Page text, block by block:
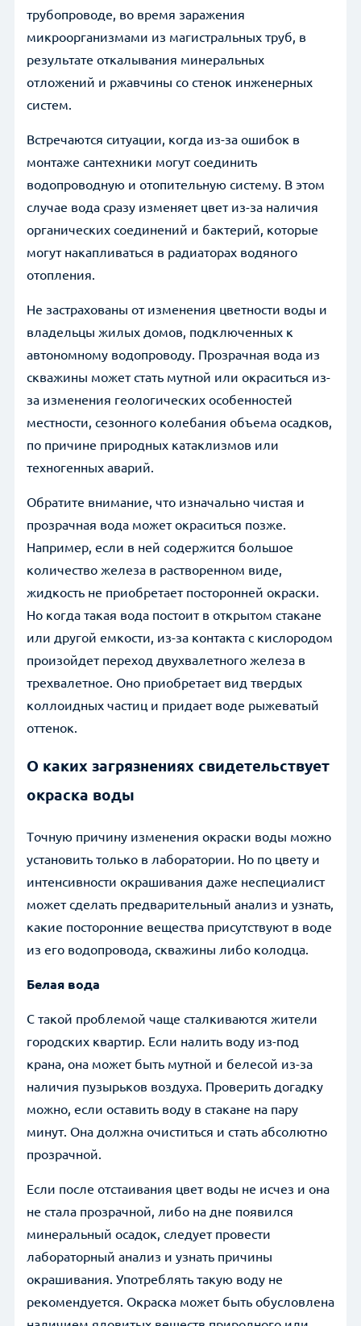
трубопроводе, во время заражения
микроорганизмами из магистральных труб, в
результате откалывания минеральных
отложений и ржавчины со стенок инженерных
систем.
Встречаются ситуации, когда из-за ошибок в
монтаже сантехники могут соединить
водопроводную и отопительную систему. В этом
случае вода сразу изменяет цвет из-за наличия
органических соединений и бактерий, которые
могут накапливаться в радиаторах водяного
отопления.
Не застрахованы от изменения цветности воды и
владельцы жилых домов, подключенных к
автономному водопроводу. Прозрачная вода из
скважины может стать мутной или окраситься из-
за изменения геологических особенностей
местности, сезонного колебания объема осадков,
по причине природных катаклизмов или
техногенных аварий.
Обратите внимание, что изначально чистая и
прозрачная вода может окраситься позже.
Например, если в ней содержится большое
количество железа в растворенном виде,
жидкость не приобретает посторонней окраски.
Но когда такая вода постоит в открытом стакане
или другой емкости, из-за контакта с кислородом
произойдет переход двухвалетного железа в
трехвалетное. Оно приобретает вид твердых
коллоидных частиц и придает воде рыжеватый
оттенок.
О каких загрязнениях свидетельствует
окраска воды
Точную причину изменения окраски воды можно
установить только в лаборатории. Но по цвету и
интенсивности окрашивания даже неспециалист
может сделать предварительный анализ и узнать,
какие посторонние вещества присутствуют в воде
из его водопровода, скважины либо колодца.
Белая вода
С такой проблемой чаще сталкиваются жители
городских квартир. Если налить воду из-под
крана, она может быть мутной и белесой из-за
наличия пузырьков воздуха. Проверить догадку
можно, если оставить воду в стакане на пару
минут. Она должна очиститься и стать абсолютно
прозрачной.
Если после отстаивания цвет воды не исчез и она
не стала прозрачной, либо на дне появился
минеральный осадок, следует провести
лабораторный анализ и узнать причины
окрашивания. Употреблять такую воду не
рекомендуется. Окраска может быть обусловлена